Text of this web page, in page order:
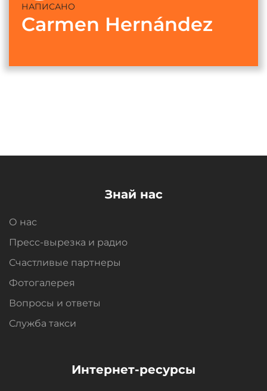
НАПИСАНО
Carmen Hernández
Знай нас
О нас
Пресс-вырезка и радио
Счастливые партнеры
Фотогалерея
Вопросы и oтветы
Служба такси
Интернет-ресурсы